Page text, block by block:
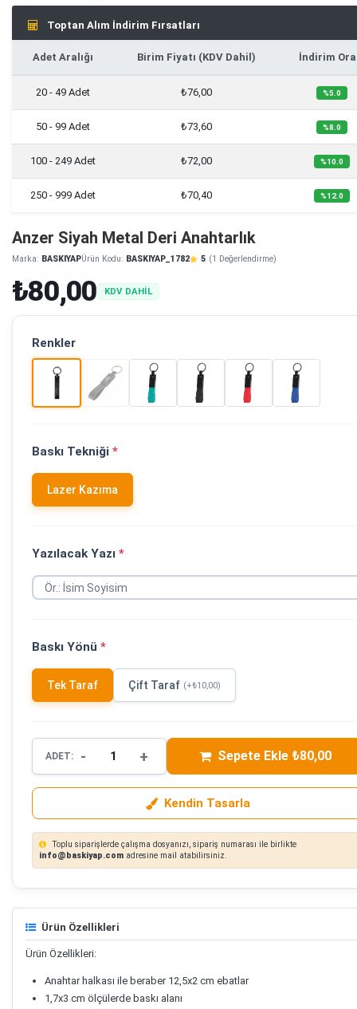
Toptan Alım İndirim Fırsatları
Adet Aralığı Birim Fiyatı (KDV Dahil) İndirim
20 - 49 Adet ₺76,00 %5.0
50 - 99 Adet ₺73,60 %8.0
100 - 249 Adet ₺72,00 %10.0
250 - 999 Adet ₺70,40 %12.0
Anzer Siyah Metal Deri Anahtarlık
Marka: BASKIYAPÜrün Kodu: BASKIYAP_1782 5 (1 Değerlendirme)
₺80,00 KDV DAHİL
Renkler
Baskı Tekniği *
Lazer Kazıma
Yazılacak Yazı *
Baskı Yönü *
Tek Taraf Çift Taraf (+₺10,00)
ADET: - + Sepete Ekle ₺80,00
Kendin Tasarla
Toplu siparişlerde çalışma dosyanızı, sipariş numarası ile birlikte
info@baskiyap.com adresine mail atabilirsiniz.
Ürün Özellikleri
Ürün Özellikleri:
Anahtar halkası ile beraber 12,5x2 cm ebatlar
1,7x3 cm ölçülerde baskı alanı